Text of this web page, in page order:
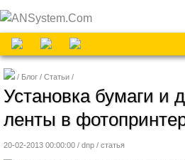
Блог Статьи
Установка бумаги и
ленты в
20-02-2013 00:00:00 / dnp / статья